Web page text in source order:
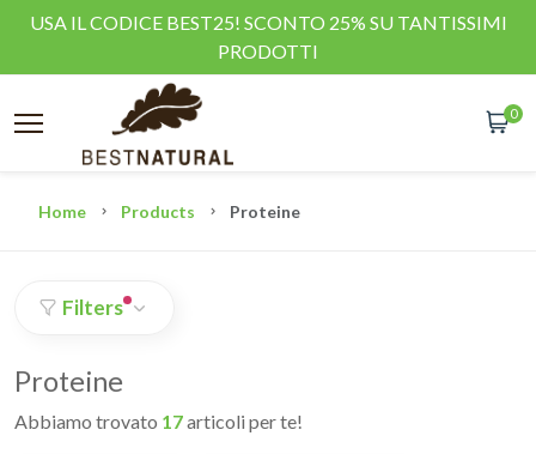
USA IL CODICE BEST25! SCONTO 25% SU TANTISSIMI
PRODOTTI
0
Home Products Proteine
Filters
Proteine
Abbiamo trovato 17articoli per te!